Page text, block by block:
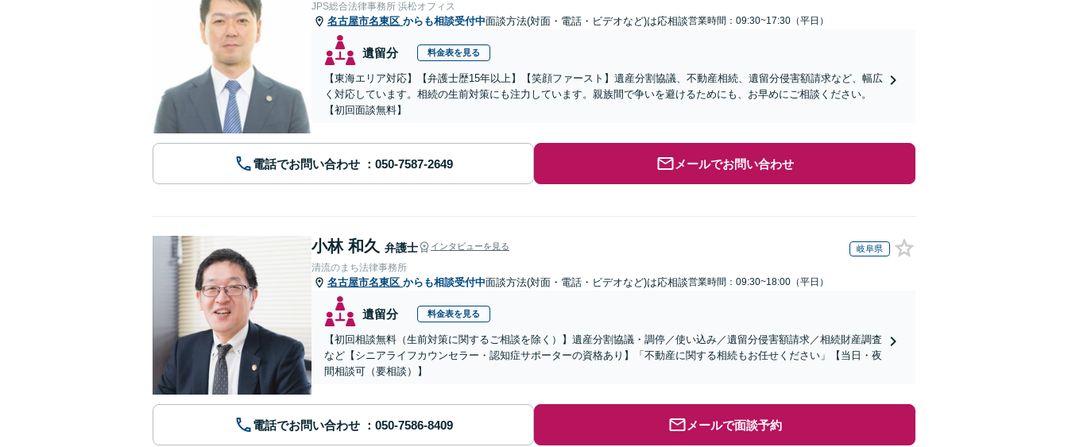
JPS総合法律事務所 浜松オフィス
名古屋市名東区 からも相談受付中面談方法(対面・電話・ビデオなど)は応相談営業時間：09:30~17:30（平日）
遺留分 料金表を見る
【東海エリア対応】【弁護士歴15年以上】【笑顔ファースト】遺産分割協議、不動産相続、遺留分侵害額請求など、幅広
く対応しています。相続の生前対策にも注力しています。親族間で争いを避けるためにも、お早めにご相談ください。
【初回面談無料】
電話でお問い合わせ メールでお問い合わせ
小林 和久 弁護士 インタビューを見る 岐阜県
清流のまち法律事務所
名古屋市名東区 からも相談受付中面談方法(対面・電話・ビデオなど)は応相談営業時間：09:30~18:00（平日）
遺留分 料金表を見る
【初回相談無料（生前対策に関するご相談を除く）】遺産分割協議・調停／使い込み／遺留分侵害額請求／相続財産調査
など【シニアライフカウンセラー・認知症サポーターの資格あり】「不動産に関する相続もお任せください」【当日・夜
間相談可（要相談）】
電話でお問い合わせ メールで面談予約